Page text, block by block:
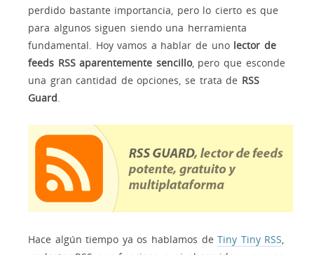
perdido bastante importancia, pero lo cierto es que
para algunos siguen siendo una herramienta
fundamental. Hoy vamos a hablar de uno lector de
feeds RSS aparentemente sencillo, pero que esconde
una gran cantidad de opciones, se trata de RSS
Guard
Hace algún tiempo ya os hablamos deTiny Tiny RSS,